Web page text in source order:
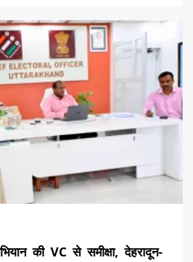
की VC से समीक्षा, देहरादून-